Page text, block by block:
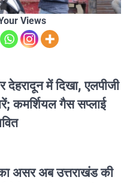
Views
देहरादून में दिखा, एलपीजी
कमर्शियल गैस सप्लाई
असर अब उत्तराखंड की